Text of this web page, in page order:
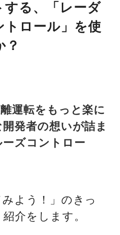
する、「レーダ
トロール」を使
？
運転をもっと楽に
発者の想いが詰ま
ズコントロー
よう！」のきっ
介をします。